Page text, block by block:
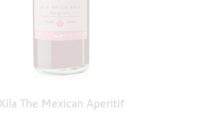
The Mexican Aperitif